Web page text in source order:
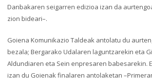
Danbakaren seigarren edizioa izan da
zion bideari–.
Goiena Komunikazio Taldeak antolatu du
bezala; Bergarako Udalaren laguntzarekin eta
Aldundiaren eta Sein enpresaren babesarekin.
izan du Goienak finalaren antolaketan